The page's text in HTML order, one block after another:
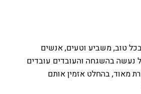
טוב, משביע וטעים, אנשים
נעשה בהשגחה והעובדים עובדים
מאוד, בהחלט אזמין אותם